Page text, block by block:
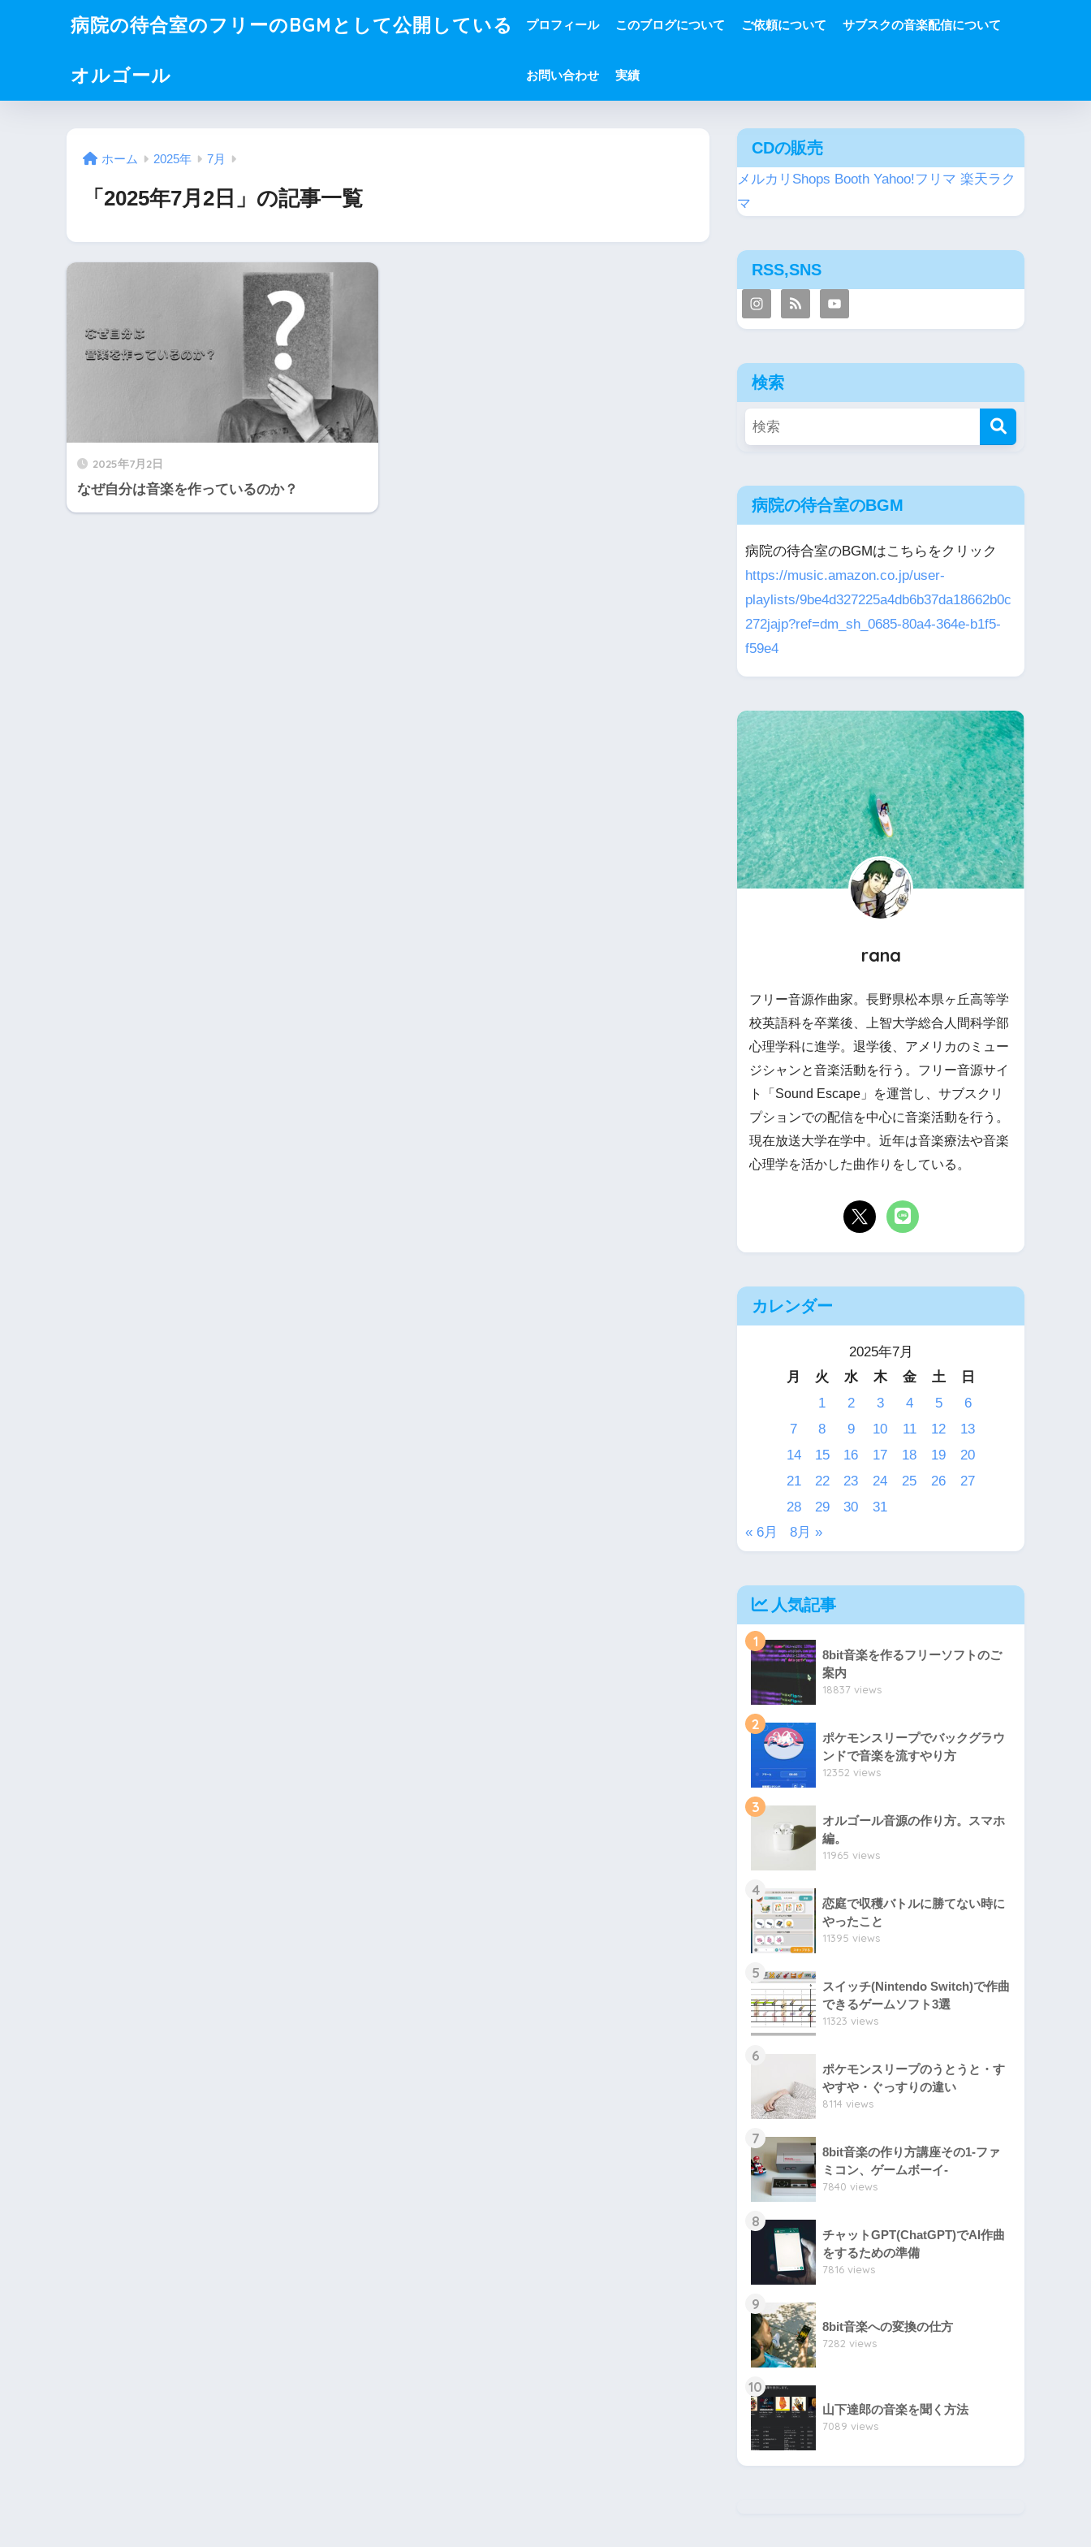
病院の待合室のフリーのBGMとして公開している
オルゴール
プロフィール このブログについて ご依頼について サブスクの音楽配信について
お問い合わせ 実績
ホーム 2025年 7月
「2025年7月2日」の記事一覧
2025年7月2日
なぜ自分は音楽を作っているのか？
CDの販売
メルカリShops Booth Yahoo!フリマ 楽天ラク
マ
RSS,SNS
検索
病院の待合室のBGM
病院の待合室のBGMはこちらをクリック
https://music.amazon.co.jp/user-
playlists/9be4d327225a4db6b37da18662b0c
272jajp?ref=dm_sh_0685-80a4-364e-b1f5-
f59e4
rana
フリー音源作曲家。長野県松本県ヶ丘高等学
校英語科を卒業後、上智大学総合人間科学部
心理学科に進学。退学後、アメリカのミュー
ジシャンと音楽活動を行う。フリー音源サイ
ト「Sound Escape」を運営し、サブスクリ
プションでの配信を中心に音楽活動を行う。
現在放送大学在学中。近年は音楽療法や音楽
心理学を活かした曲作りをしている。
カレンダー
2025年7月
月
火 水 木 金 土
日
1
2 3 4 5
6
7
8 9 10 11 12
13
14
15 16 17 18 19
20
21
22 23 24 25 26
27
28
29 30
31
« 6月
8月 »
人気記事
1
8bit音楽を作るフリーソフトのご
案内
18837 views
2
ポケモンスリープでバックグラウ
ンドで音楽を流すやり方
12352 views
3
オルゴール音源の作り方。スマホ
編。
11965 views
4
恋庭で収穫バトルに勝てない時に
やったこと
11395 views
5
スイッチ(Nintendo Switch)で作曲
できるゲームソフト3選
11323 views
6
ポケモンスリープのうとうと・す
やすや・ぐっすりの違い
8114 views
7
8bit音楽の作り方講座その1-ファ
ミコン、ゲームボーイ-
7840 views
8
チャットGPT(ChatGPT)でAI作曲
をするための準備
7816 views
9
8bit音楽への変換の仕方
7282 views
10
山下達郎の音楽を聞く方法
7089 views